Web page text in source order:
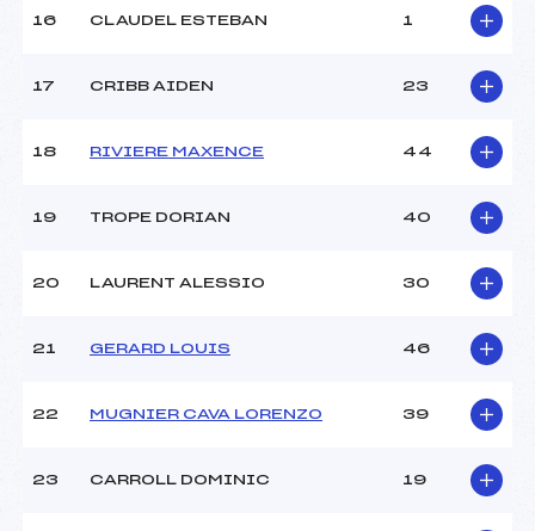
16 CLAUDEL ESTEBAN 1
17 CRIBB AIDEN 23
18 RIVIERE MAXENCE 44
19 TROPE DORIAN 40
20 LAURENT ALESSIO 30
21 GERARD LOUIS 46
22 MUGNIER CAVA LORENZO 39
23 CARROLL DOMINIC 19